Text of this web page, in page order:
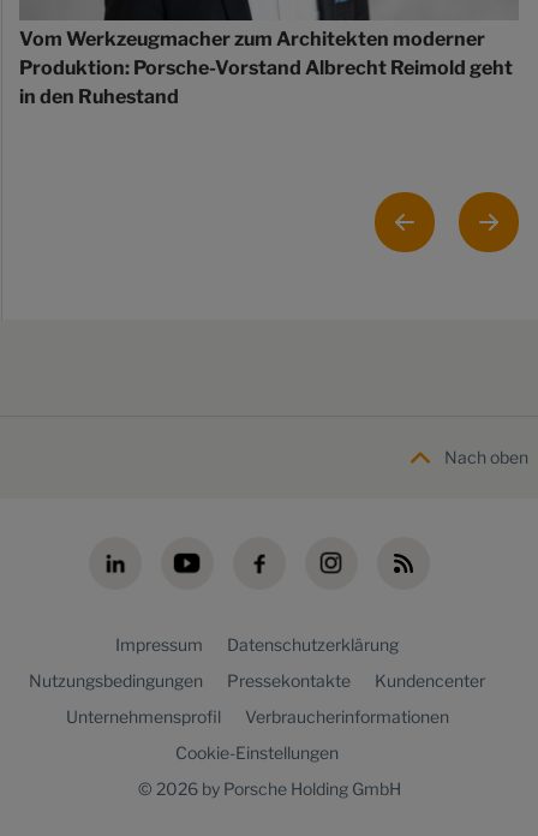
Vom Werkzeugmacher zum Architekten moderner
Produktion: Porsche-Vorstand Albrecht Reimold geht
in den Ruhestand
Nach oben
Impressum
Datenschutzerklärung
Nutzungsbedingungen
Pressekontakte
Kundencenter
Unternehmensprofil
Verbraucherinformationen
Cookie-Einstellungen
© 2026 by Porsche Holding GmbH